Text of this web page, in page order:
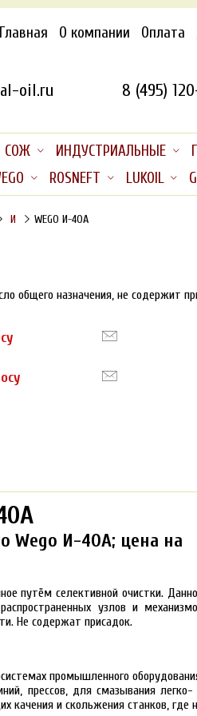
Главная О компании Оплата
oil.ru 8 (495)
СОЖ ИНДУСТРИАЛЬНЫЕ
ROSNEFT LUKOIL
И WEGO И-40А
общего назначения, не содержит
Wego И-40А; цена на
путём селективной очистки.
узлов и
Не содержат присадок.
промышленного
прессов, для смазывания легко-
качения и скольжения станков, где